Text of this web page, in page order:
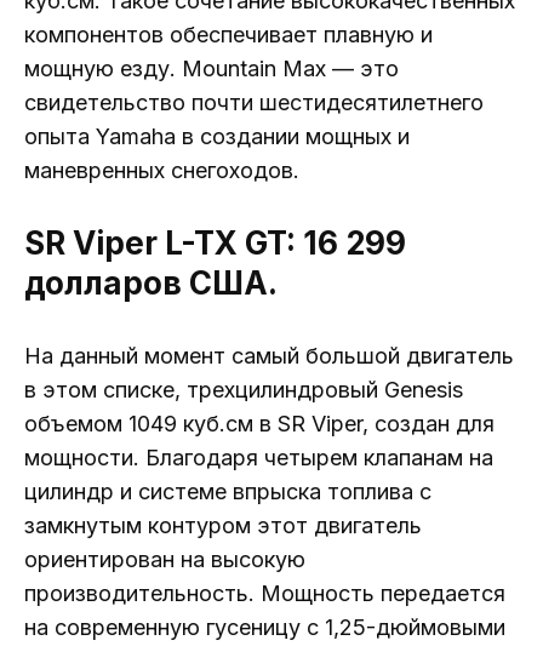
компонентов обеспечивает плавную и
мощную езду. Mountain Max — это
свидетельство почти шестидесятилетнего
опыта Yamaha в создании мощных и
маневренных снегоходов.
SR Viper L-TX GT: 16 299
долларов США.
На данный момент самый большой двигатель
в этом списке, трехцилиндровый Genesis
объемом 1049 куб.см в SR Viper, создан для
мощности. Благодаря четырем клапанам на
цилиндр и системе впрыска топлива с
замкнутым контуром этот двигатель
ориентирован на высокую
производительность. Мощность передается
на современную гусеницу с 1,25-дюймовыми